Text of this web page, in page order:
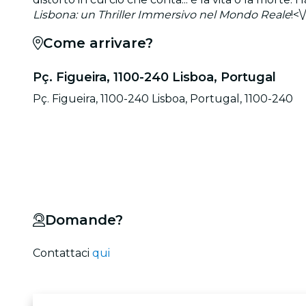
Lisbona: un Thriller Immersivo nel Mondo Reale
Come arrivare?
Pç. Figueira, 1100-240 Lisboa, Portugal
Pç. Figueira, 1100-240 Lisboa, Portugal, 1100-240
Domande?
Contattaci qui